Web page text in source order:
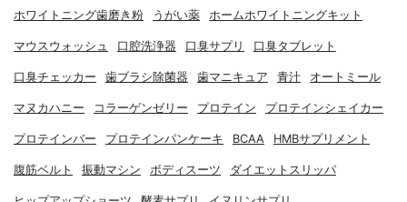
ホワイトニング歯磨き粉 うがい薬 ホームホワイトニングキット
マウスウォッシュ 口腔洗浄器 口臭サプリ 口臭タブレット
口臭チェッカー 歯ブラシ除菌器 歯マニキュア 青汁 オートミール
マヌカハニー コラーゲンゼリー プロテイン プロテインシェイカー
プロテインバー プロテインパンケーキ BCAA HMBサプリメント
腹筋ベルト 振動マシン ボディスーツ ダイエットスリッパ